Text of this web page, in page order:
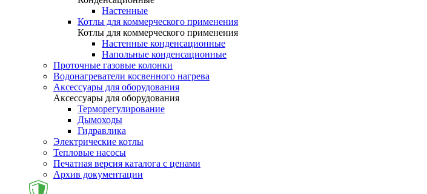
Настенные
Котлы для коммерческого применения
Котлы для коммерческого применения
Настенные конденсационные
Напольные конденсационные
Проточные газовые колонки
Водонагреватели косвенного нагрева
Аксессуары для оборудования
Аксессуары для оборудования
Терморегулирование
Дымоходы
Гидравлика
Электрические котлы
Тепловые насосы
Печатная версия каталога с ценами
Архив документации